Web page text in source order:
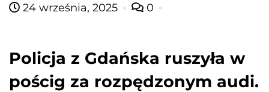
24 września, 2025 0
Policja z Gdańska ruszyła w
pościg za rozpędzonym audi.